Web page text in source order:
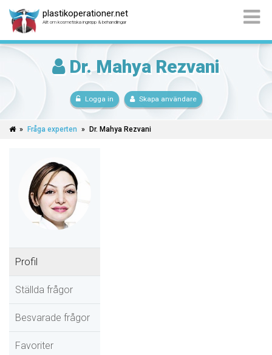
plastikoperationer.net
Allt om kosmetiska ingrepp & behandlingar
Dr. Mahya Rezvani
Logga in Skapa användare
» Fråga experten » Dr. Mahya Rezvani
Profil
Ställda frågor
Besvarade frågor
Favoriter